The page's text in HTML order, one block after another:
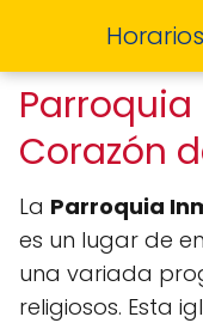
Corazón
La Parroquia
es un lugar de
una variada
religiosos. Esta